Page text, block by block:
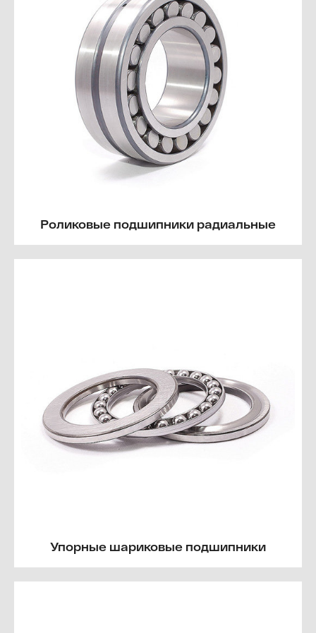
Роликовые подшипники радиальные
Упорные шариковые подшипники